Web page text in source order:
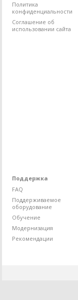
Политика
конфиденциальности
Соглашение об
использовании сайта
Поддержка
FAQ
Поддерживаемое
оборудование
Обучение
Модернизация
Рекомендации